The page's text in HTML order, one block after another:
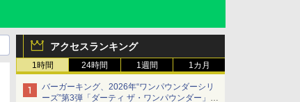
アクセスランキング
1時間 24時間 1週間 1カ月
バーガーキング、2026年“ワンパウンダーシリ
ーズ”第3弾「ダーティ ザ・ワンパウンダー」を